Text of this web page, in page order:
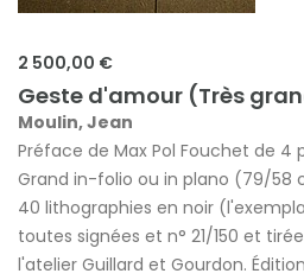
2 500,00 €
Geste d'amour (Très
Moulin, Jean
Préface de Max Pol Fouchet de 4
Grand in-folio ou in plano (79/58
40 lithographies en noir
toutes signées et n° 21/150 et
l'atelier Guillard et Gourdon.